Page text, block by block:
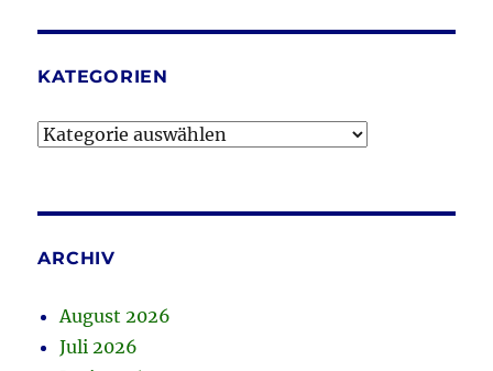
KATEGORIEN
Kategorien
ARCHIV
August 2026
Juli 2026